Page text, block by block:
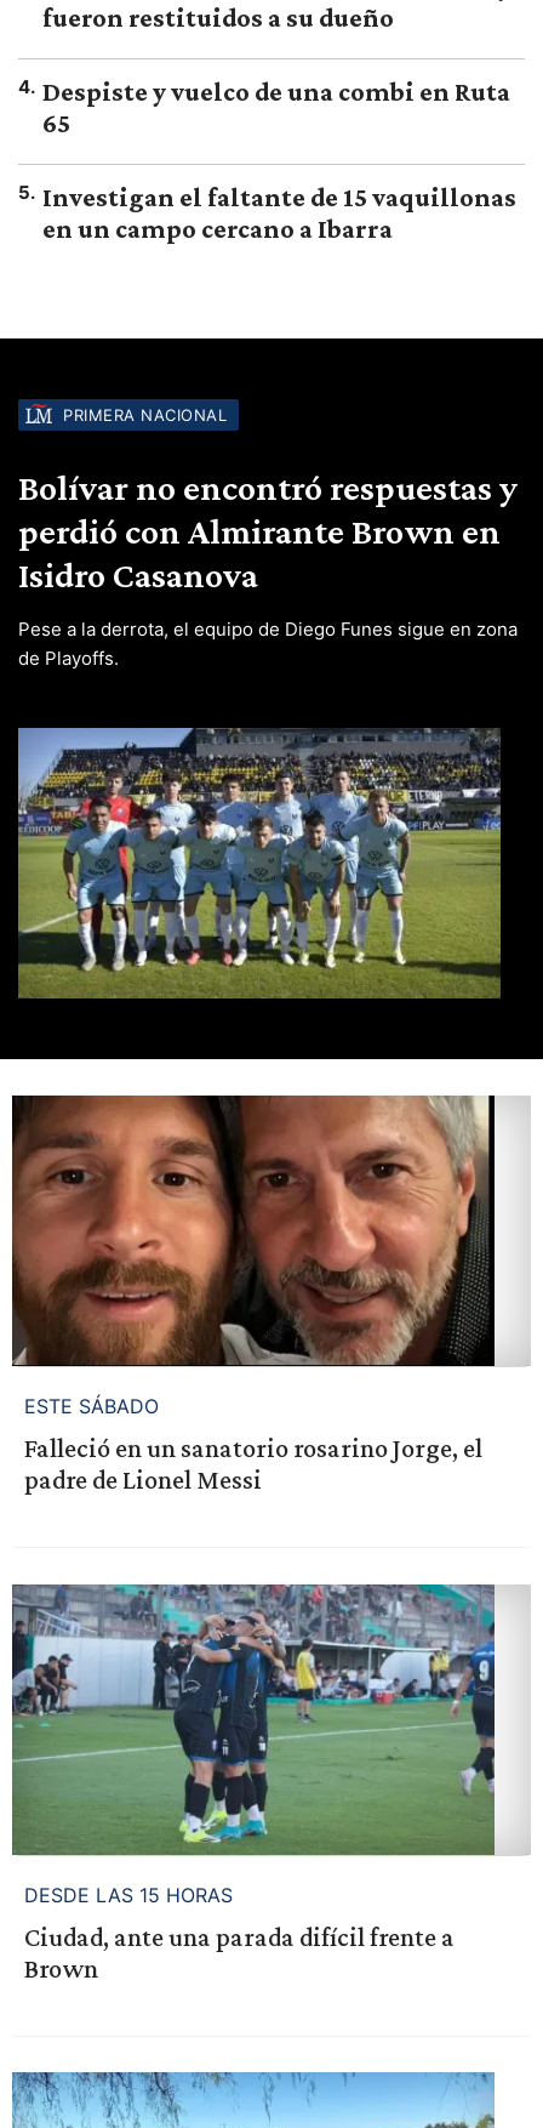
fueron restituidos a su dueño
4. Despiste y vuelco de una combi en Ruta
65
5. Investigan el faltante de 15 vaquillonas
en un campo cercano a Ibarra
PRIMERA NACIONAL
Bolívar no encontró respuestas y
perdió con Almirante Brown en
Isidro Casanova
Pese a la derrota, el equipo de Diego Funes sigue en zona
de Playoffs.
ESTE SÁBADO
Falleció en un sanatorio rosarino Jorge, el
padre de Lionel Messi
DESDE LAS 15 HORAS
Ciudad, ante una parada difícil frente a
Brown